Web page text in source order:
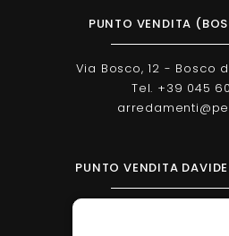
PUNTO VENDITA
Via Bosco, 12 - Bosco
Tel. +39 045
PUNTO VENDITA